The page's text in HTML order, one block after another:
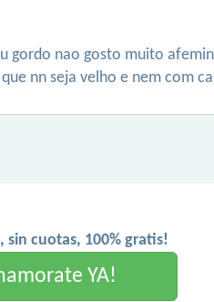
gordo nao gosto muito
nn seja velho e nem com
sin cuotas, 100% gratis!
YA!